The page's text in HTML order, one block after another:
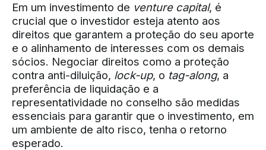
Em um investimento de venture capital, é
crucial que o investidor esteja atento aos
direitos que garantem a proteção do seu aporte
e o alinhamento de interesses com os demais
sócios. Negociar direitos como a proteção
contra anti-diluição, lock-up, o tag-along, a
preferência de liquidação e a
representatividade no conselho são medidas
essenciais para garantir que o investimento, em
um ambiente de alto risco, tenha o retorno
esperado.